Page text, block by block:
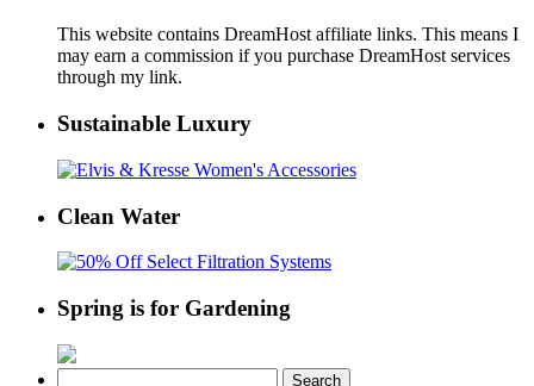
This website contains DreamHost affiliate links. This means I
may earn a commission if you purchase DreamHost services
through my link.
Sustainable Luxury
Clean Water
Spring is for Gardening